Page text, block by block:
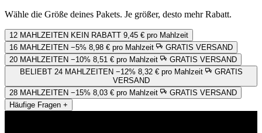
Wähle die Größe deines Pakets. Je größer, desto mehr Rabatt.
12 MAHLZEITEN KEIN RABATT 9,45 € pro Mahlzeit
16 MAHLZEITEN −5% 8,98 € pro Mahlzeit
GRATIS VERSAND
20 MAHLZEITEN −10% 8,51 € pro Mahlzeit
GRATIS VERSAND
BELIEBT 24 MAHLZEITEN −12% 8,32 € pro Mahlzeit
VERSAND
28 MAHLZEITEN −15% 8,03 € pro Mahlzeit
GRATIS VERSAND
Häufige Fragen +